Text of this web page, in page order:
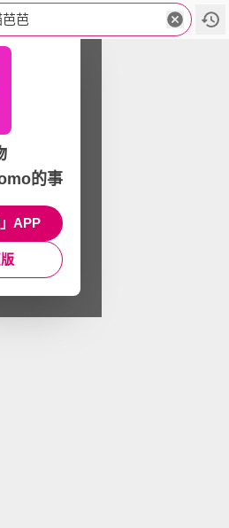
芭
的事
APP